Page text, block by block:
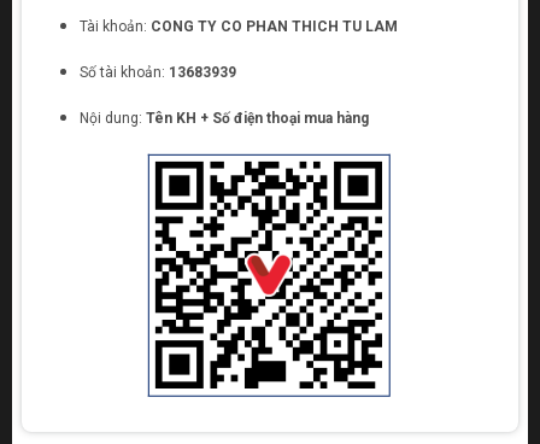
Tài khoản: CONG TY CO PHAN THICH TU LAM
Số tài khoản: 13683939
Nội dung: Tên KH + Số điện thoại mua hàng